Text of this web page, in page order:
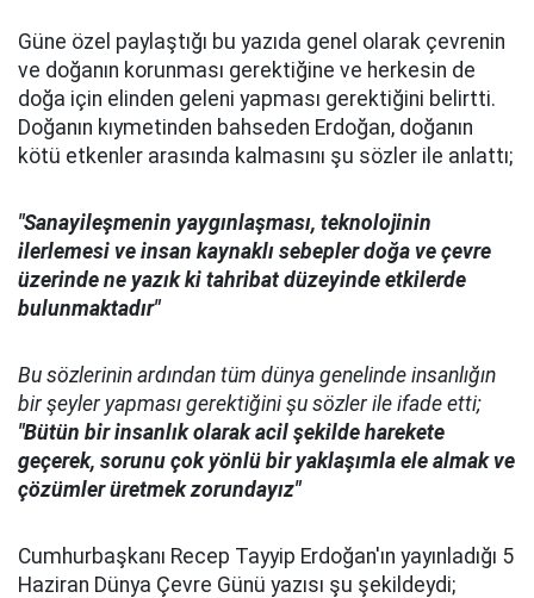
Güne özel paylaştığı bu yazıda genel olarak çevrenin
ve doğanın korunması gerektiğine ve herkesin de
doğa için elinden geleni yapması gerektiğini belirtti.
Doğanın kıymetinden bahseden Erdoğan, doğanın
kötü etkenler arasında kalmasını şu sözler ile anlattı;
"Sanayileşmenin yaygınlaşması, teknolojinin
ilerlemesi ve insan kaynaklı sebepler doğa ve çevre
üzerinde ne yazık ki tahribat düzeyinde etkilerde
bulunmaktadır"
Bu sözlerinin ardından tüm dünya genelinde insanlığın
bir şeyler yapması gerektiğini şu sözler ile ifade etti;
"Bütün bir insanlık olarak acil şekilde harekete
geçerek, sorunu çok yönlü bir yaklaşımla ele almak ve
çözümler üretmek zorundayız"
Cumhurbaşkanı Recep Tayyip Erdoğan'ın yayınladığı 5
Haziran Dünya Çevre Günü yazısı şu şekildeydi;